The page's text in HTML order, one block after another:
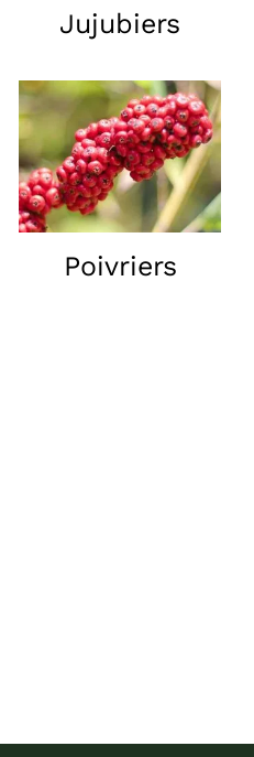
Jujubiers
Poivriers